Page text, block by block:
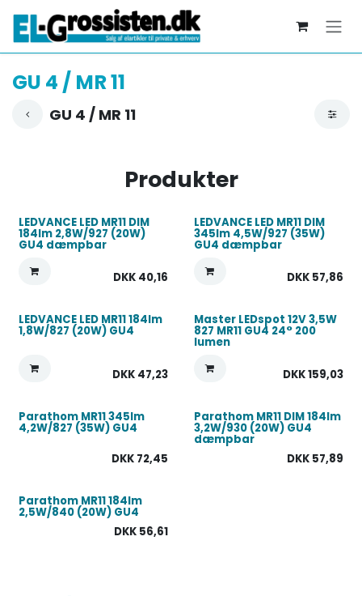
GU 4 / MR 11
GU 4 / MR 11
Produkter
LEDVANCE LED MR11 DIM
184lm 2,8W/927 (20W)
GU4 dæmpbar
DKK 40,16
LEDVANCE LED MR11 DIM
345lm 4,5W/927 (35W)
GU4 dæmpbar
DKK 57,86
LEDVANCE LED MR11 184lm
1,8W/827 (20W) GU4
DKK 47,23
Master LEDspot 12V 3,5W
827 MR11 GU4 24° 200
lumen
DKK159,03
Parathom MR11 345lm
4,2W/827 (35W) GU4
DKK 72,45
Parathom MR11 DIM 184lm
3,2W/930 (20W) GU4
dæmpbar
DKK 57,89
Parathom MR11 184lm
2,5W/840 (20W) GU4
DKK 56,61